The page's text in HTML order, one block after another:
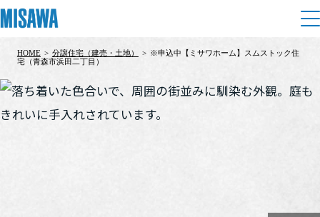
住まい
建てる [注文住宅]
土地活用
HOME> 分譲住宅（建売・土地） > ※申込中【ミサワホーム】スムストック住
宅（青森市浜田二丁目）